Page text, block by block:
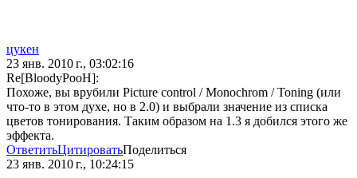
цукен
23 янв. 2010 г., 03:02:16
Re[BloodyPooH]:
Похоже, вы врубили Picture control / Monochrom / Toning (или
что-то в этом духе, но в 2.0) и выбрали значение из списка
цветов тонирования. Таким образом на 1.3 я добился этого же
эффекта.
ОтветитьЦитироватьПоделиться
23 янв. 2010 г., 10:24:15